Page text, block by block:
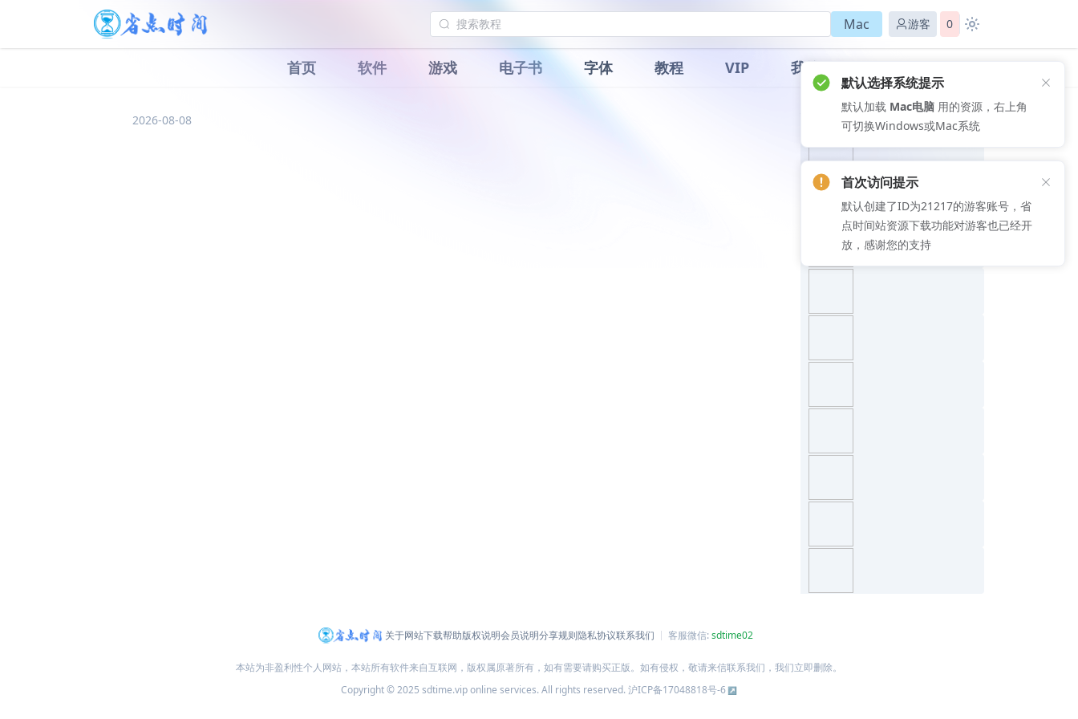
Mac 游客 0
首页 软件 游戏 电子书 字体 教程 VIP 我的
2026-08-08 推荐文章
关于网站下载帮助版权说明会员说明分享规则隐私协议联系我们 客服微信:sdtime02
本站为非盈利性个人网站，本站所有软件来自互联网，版权属原著所有，如有需要请购买正版。如有侵权，敬请来信联系我们，我们立即删除。
Copyright © 2025 sdtime.vip online services. All rights reserved.沪ICP备17048818号-6
默认选择系统提示
默认加载 Mac电脑 用的资源，右上角
可切换Windows或Mac系统
首次访问提示
默认创建了ID为21217的游客账号，省
点时间站资源下载功能对游客也已经开
放，感谢您的支持